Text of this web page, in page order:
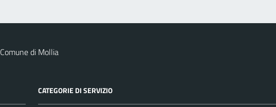
Comune di Mollia
CATEGORIE DI SERVIZIO